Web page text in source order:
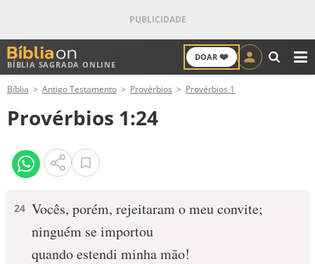
BÍBLIA SAGRADA ONLINE
DOAR ❤️
ANTIGO TESTAMENTO
NOVO TESTAMENTO
VERSÍCULOS
PALAVRA DO DIA
Bíblia Antigo Testamento Provérbios Provérbios 1
Provérbios 1:24
24 Vocês, porém, rejeitaram o meu convite;
ninguém se importou
quando estendi minha mão!